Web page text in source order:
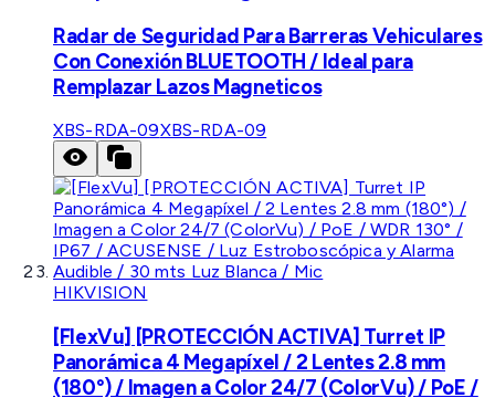
Radar de Seguridad Para Barreras Vehiculares
Con Conexión BLUETOOTH / Ideal para
Remplazar Lazos Magneticos
XBS-RDA-09XBS-RDA-09
HIKVISION
[FlexVu] [PROTECCIÓN ACTIVA] Turret IP
Panorámica 4 Megapíxel / 2 Lentes 2.8 mm
(180°) / Imagen a Color 24/7 (ColorVu) / PoE /